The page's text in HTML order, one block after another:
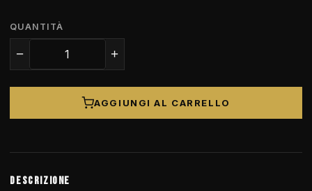
QUANTITÀ
− +
AGGIUNGI AL CARRELLO
DESCRIZIONE